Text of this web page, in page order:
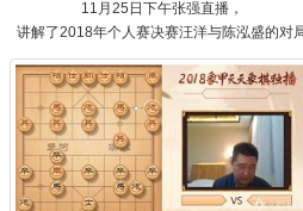
11月25日下午张强直播，
讲解了2018年个人赛决赛汪洋与陈泓盛的对